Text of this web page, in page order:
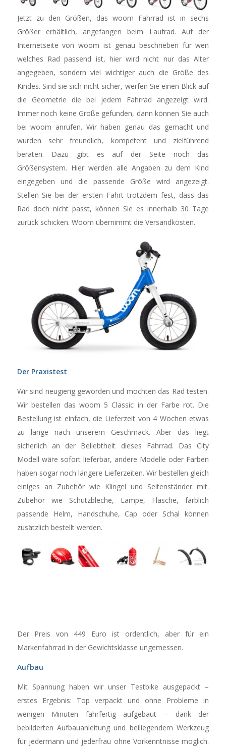
Jetzt zu den Größen, das woom Fahrrad ist in sechs
Größer erhältlich, angefangen beim Laufrad. Auf der
Internetseite von woom ist genau beschrieben für wen
welches Rad passend ist, hier wird nicht nur das Alter
angegeben, sondern viel wichtiger auch die Größe des
Kindes. Sind sie sich nicht sicher, werfen Sie einen Blick auf
die Geometrie die bei jedem Fahrrad angezeigt wird.
Immer noch keine Größe gefunden, dann können Sie auch
bei woom anrufen. Wir haben genau das gemacht und
wurden sehr freundlich, kompetent und zielführend
beraten. Dazu gibt es auf der Seite noch das
Größensystem. Hier werden alle Angaben zu dem Kind
eingegeben und die passende Größe wird angezeigt.
Stellen Sie bei der ersten Fahrt trotzdem fest, dass das
Rad doch nicht passt, können Sie es innerhalb 30 Tage
zurück schicken. Woom übernimmt die Versandkosten.
Der Praxistest
Wir sind neugierig geworden und möchten das Rad testen.
Wir bestellen das woom 5 Classic in der Farbe rot. Die
Bestellung ist einfach, die Lieferzeit von 4 Wochen etwas
zu lange nach unserem Geschmack. Aber das liegt
sicherlich an der Beliebtheit dieses Fahrrad. Das City
Modell wäre sofort lieferbar, andere Modelle oder Farben
haben sogar noch längere Lieferzeiten. Wir bestellen gleich
einiges an Zubehör wie Klingel und Seitenständer mit.
Zubehör wie Schutzbleche, Lampe, Flasche, farblich
passende Helm, Handschuhe, Cap oder Schal können
zusätzlich bestellt werden.
Der Preis von 449 Euro ist ordentlich, aber für ein
Markenfahrrad in der Gewichtsklasse ungemessen.
Aufbau
Mit Spannung haben wir unser Testbike ausgepackt –
erstes Ergebnis: Top verpackt und ohne Probleme in
wenigen Minuten fahrfertig aufgebaut – dank der
bebilderten Aufbauanleitung und beiliegendem Werkzeug
für jedermann und jederfrau ohne Vorkenntnisse möglich.